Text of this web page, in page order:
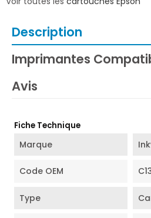
Description
Imprimantes
Avis
Fiche Technique
Marque
Code OEM
Type